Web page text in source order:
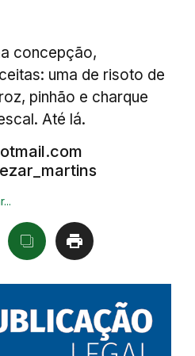
concepção,
uma de risoto de
pinhão e charque
Até lá.